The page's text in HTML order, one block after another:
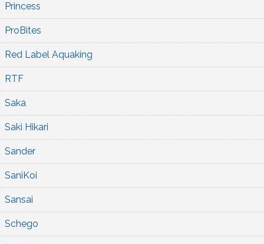
Princess
ProBites
Red Label Aquaking
RTF
Saka
Saki Hikari
Sander
SaniKoi
Sansai
Schego